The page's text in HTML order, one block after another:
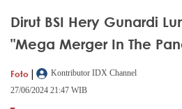
Dirut BSI Hery Gunardi
"Mega Merger In The
Foto |
Kontributor IDX Channel
27/06/2024 21:47 WIB